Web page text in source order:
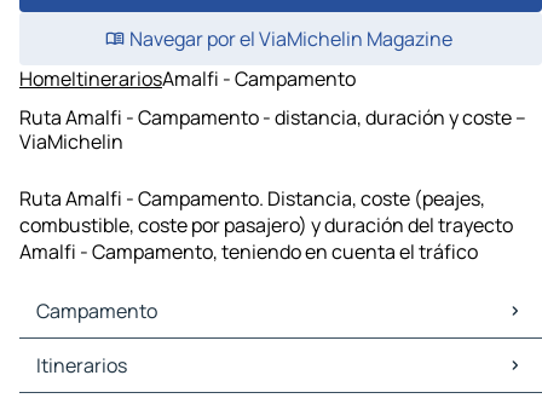
Navegar por el ViaMichelin Magazine
HomeItinerariosAmalfi - Campamento
Ruta Amalfi - Campamento - distancia, duración y coste –
ViaMichelin
Ruta Amalfi - Campamento. Distancia, coste (peajes,
combustible, coste por pasajero) y duración del trayecto
Amalfi - Campamento, teniendo en cuenta el tráfico
Campamento
Campamento Mapas Planos
Campamento Trafico
Itinerarios